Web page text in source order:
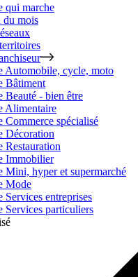
qui marche
du mois
Automobile, cycle, moto
Bâtiment
Beauté - bien être
Alimentaire
Commerce spécialisé
Décoration
Restauration
Immobilier
Mini, hyper et supermarché
Mode
Services entreprises
Services particuliers